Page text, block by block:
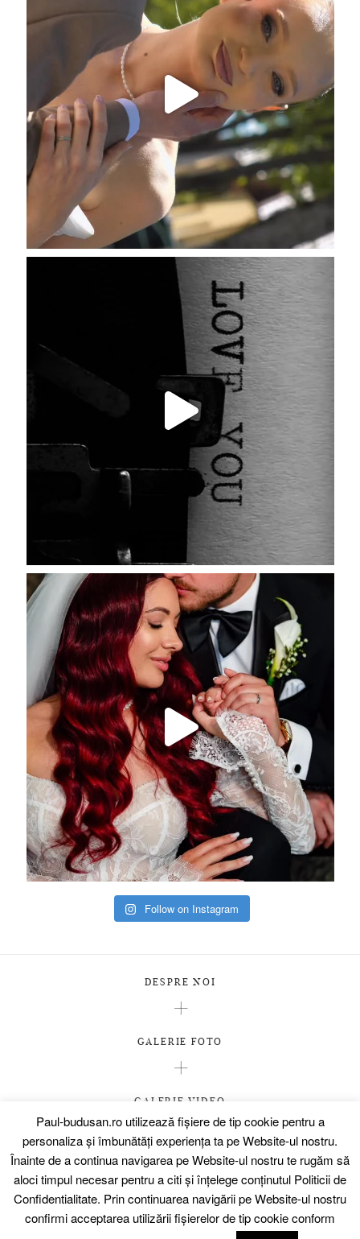
Follow on Instagram
DESPRE NOI
GALERIE FOTO
GALERIE VIDEO
PREMII
CONTACT
COPYRIGHT © 2018-2020 • PAUL BUDUSAN
Paul-budusan.ro utilizează fişiere de tip cookie pentru a
personaliza și îmbunătăți experiența ta pe Website-ul nostru.
Înainte de a continua navigarea pe Website-ul nostru te rugăm să
aloci timpul necesar pentru a citi și înțelege conținutul Politicii de
Confidentialitate. Prin continuarea navigării pe Website-ul nostru
confirmi acceptarea utilizării fişierelor de tip cookie conform